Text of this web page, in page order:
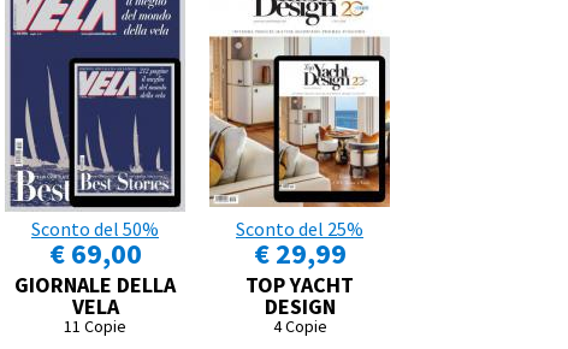
Sconto del 50%
€ 69,00
GIORNALE DELLA
VELA
11 Copie
Sconto del 25%
€ 29,99
TOP YACHT
DESIGN
4 Copie